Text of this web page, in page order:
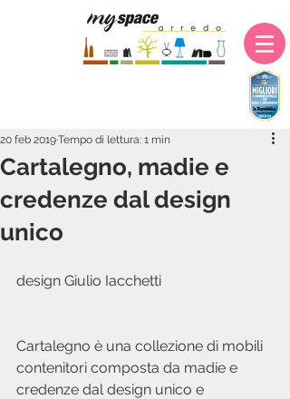
Cartalegno, madie e
credenze dal design
unico
20 feb 2019Tempo di lettura: 1 min
design Giulio Iacchetti
Cartalegno è una collezione di mobili
contenitori composta da madie e
credenze dal design unico e